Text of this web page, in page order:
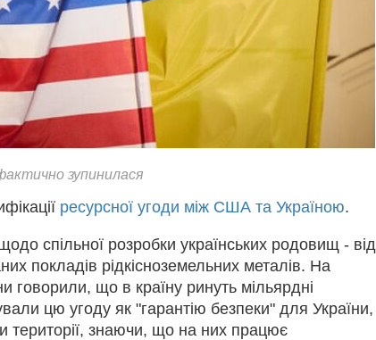
зупинилася
ресурсної угоди між США та Україною.
спільної розробки українських родовищ - від
покладів рідкісноземельних металів. На
говорили, що в країну ринуть мільярдні
цю угоду як "гарантію безпеки" для України,
території, знаючи, що на них працює